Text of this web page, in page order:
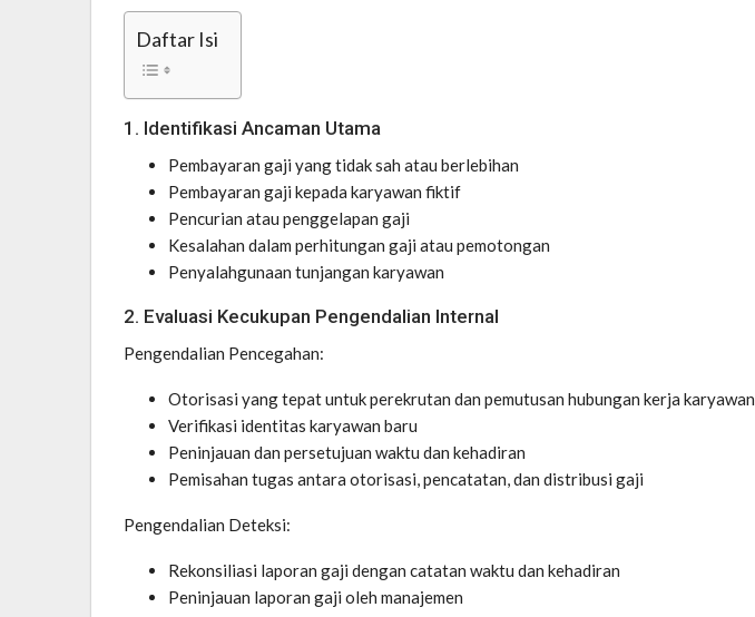
Daftar Isi
1. Identifikasi Ancaman Utama
Pembayaran gaji yang tidak sah atau berlebihan
Pembayaran gaji kepada karyawan fiktif
Pencurian atau penggelapan gaji
Kesalahan dalam perhitungan gaji atau pemotongan
Penyalahgunaan tunjangan karyawan
2. Evaluasi Kecukupan Pengendalian Internal
Pengendalian Pencegahan:
Otorisasi yang tepat untuk perekrutan dan pemutusan hubungan kerja karyawan
Verifikasi identitas karyawan baru
Peninjauan dan persetujuan waktu dan kehadiran
Pemisahan tugas antara otorisasi, pencatatan, dan distribusi gaji
Pengendalian Deteksi:
Rekonsiliasi laporan gaji dengan catatan waktu dan kehadiran
Peninjauan laporan gaji oleh manajemen